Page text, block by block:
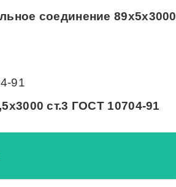
соединение 89х5х3000
91
ст.3 ГОСТ 10704-91